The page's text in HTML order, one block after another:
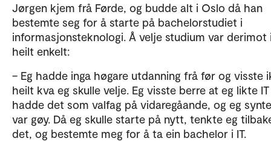
Jørgen kjem frå Førde, og budde alt i Oslo då han
bestemte seg for å starte på bachelorstudiet i
informasjonsteknologi. Å velje studium var derimot
heilt enkelt:
– Eg hadde inga høgare utdanning frå før og visste
heilt kva eg skulle velje. Eg visste berre at eg likte
hadde det som valfag på vidaregåande, og eg
var gøy. Då eg skulle starte på nytt, tenkte eg
det, og bestemte meg for å ta ein bachelor i IT.